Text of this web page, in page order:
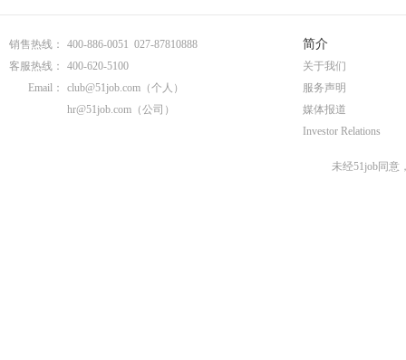
销售热线：
400-886-0051 027-87810888
客服热线：
400-620-5100
Email：
club@51job.com （个人）
hr@51job.com （公司）
简介
关于我们
服务声明
媒体报道
Investor Relations
未经51job同意